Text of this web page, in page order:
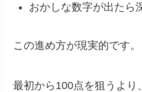
おかしな数字が出たら
この進め方が現実的です。
最初から100点を狙うより